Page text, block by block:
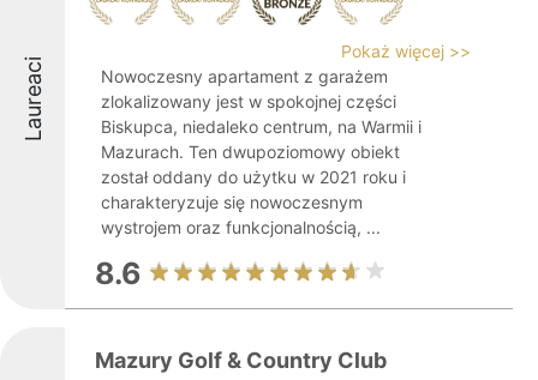
Laureaci
Pokaż więcej >>
Nowoczesny apartament z garażem
zlokalizowany jest w spokojnej części
Biskupca, niedaleko centrum, na Warmii i
Mazurach. Ten dwupoziomowy obiekt
został oddany do użytku w 2021 roku i
charakteryzuje się nowoczesnym
wystrojem oraz funkcjonalnością, ...
8.6
Mazury Golf & Country Club